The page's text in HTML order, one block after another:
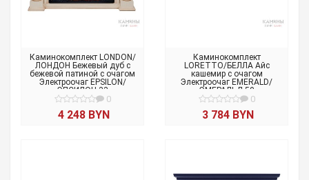
Каминокомплект LONDON/
ЛОНДОН Бежевый дуб с
бежевой патиной с очагом
Электроочаг EPSILON/
ЭПСИЛОН 33
0
4 248 BYN
Каминокомплект
LORETTO/БЕЛЛА Айс
кашемир с очагом
Электроочаг EMERALD/
ЭМЕРАЛЬД 50
0
3 784 BYN